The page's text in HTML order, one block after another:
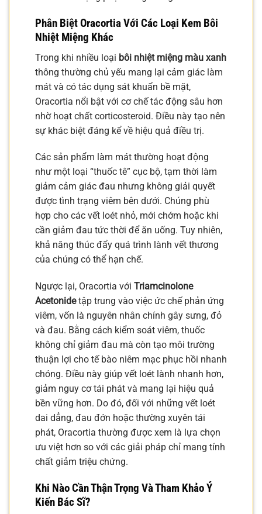
Phân Biệt Oracortia Với Các Loại Kem Bôi
Nhiệt Miệng Khác
Trong khi nhiều loại bôi nhiệt miệng màu xanh
thông thường chủ yếu mang lại cảm giác làm
mát và có tác dụng sát khuẩn bề mặt,
Oracortia nổi bật với cơ chế tác động sâu hơn
nhờ hoạt chất corticosteroid. Điều này tạo nên
sự khác biệt đáng kể về hiệu quả điều trị.
Các sản phẩm làm mát thường hoạt động
như một loại “thuốc tê” cục bộ, tạm thời làm
giảm cảm giác đau nhưng không giải quyết
được tình trạng viêm bên dưới. Chúng phù
hợp cho các vết loét nhỏ, mới chớm hoặc khi
cần giảm đau tức thời để ăn uống. Tuy nhiên,
khả năng thúc đẩy quá trình lành vết thương
của chúng có thể hạn chế.
Ngược lại, Oracortia với Triamcinolone
Acetonidetập trung vào việc ức chế phản ứng
viêm, vốn là nguyên nhân chính gây sưng, đỏ
và đau. Bằng cách kiểm soát viêm, thuốc
không chỉ giảm đau mà còn tạo môi trường
thuận lợi cho tế bào niêm mạc phục hồi nhanh
chóng. Điều này giúp vết loét lành nhanh hơn,
giảm nguy cơ tái phát và mang lại hiệu quả
bền vững hơn. Do đó, đối với những vết loét
dai dẳng, đau đớn hoặc thường xuyên tái
phát, Oracortia thường được xem là lựa chọn
ưu việt hơn so với các giải pháp chỉ mang tính
chất giảm triệu chứng.
Khi Nào Cần Thận Trọng Và Tham Khảo Ý
Kiến Bác Sĩ?